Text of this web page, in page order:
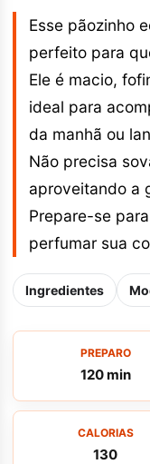
Esse pãozinho
perfeito para
Ele é macio,
ideal para
da manhã ou
Não precisa
aproveitando a
Prepare-se
perfumar sua
Ingredientes
PREPARO
120 min
CALORIAS
130